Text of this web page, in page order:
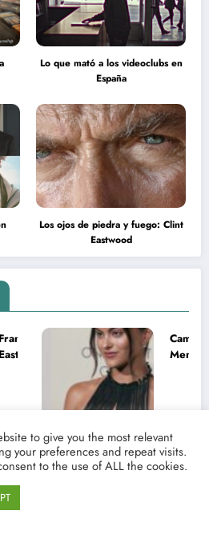
Lo que mató a los videoclubs en
España
Los ojos de piedra y fuego: Clint
Eastwood
Francesca
Eastwood y
Camila
Mendes
to give you the most relevant
your preferences and repeat visits.
to the use of ALL the cookies.